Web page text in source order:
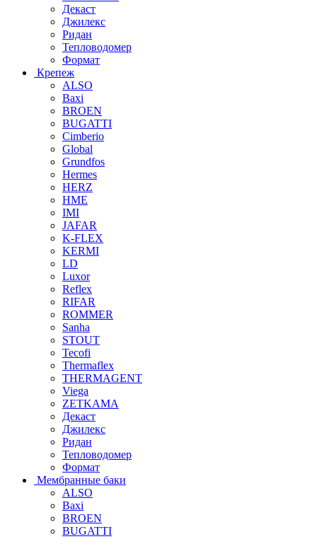
Декаст
Джилекс
Ридан
Тепловодомер
Формат
Крепеж
ALSO
Baxi
BROEN
BUGATTI
Cimberio
Global
Grundfos
Hermes
HERZ
HME
IMI
JAFAR
K-FLEX
KERMI
LD
Luxor
Reflex
RIFAR
ROMMER
Sanha
STOUT
Tecofi
Thermaflex
THERMAGENT
Viega
ZETKAMA
Декаст
Джилекс
Ридан
Тепловодомер
Формат
Мембранные баки
ALSO
Baxi
BROEN
BUGATTI